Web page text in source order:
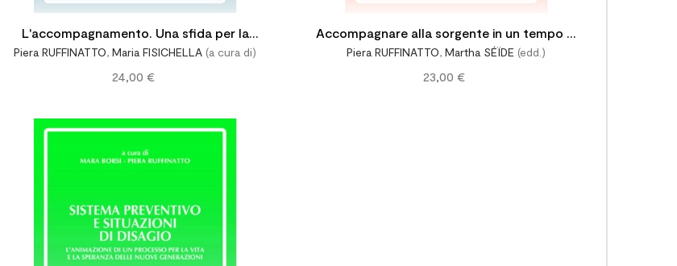
L'accompagnamento. Una sfida per la
formazione permanente e iniziale
Piera RUFFINATTO,Maria FISICHELLA (a cura di)
24,00 €
Accompagnare alla sorgente in un tempo di
sfide educative
Piera RUFFINATTO,Martha SÉÏDE (edd.)
23,00 €